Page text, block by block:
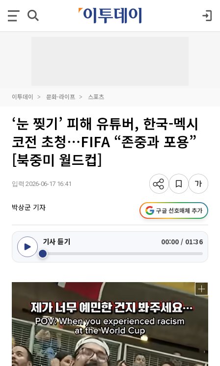
이투데이 문화·라이프 스포츠
‘눈 찢기’ 피해 유튜버, 한국-멕시
코전 초청⋯FIFA “존중과 포용”
[북중미 월드컵]
입력 2026-06-17 16:41
박상군 기자 구글 선호매체 추가
기사 듣기 00:00 / 01:36